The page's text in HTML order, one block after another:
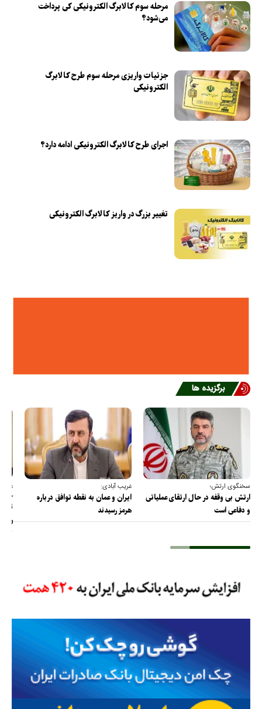
مرحله سوم کالابرگ الکترونیکی کی پرداخت
می‌شود؟
جزئیات واریزی مرحله سوم طرح کالابرگ
الکترونیکی
اجرای طرح کالابرگ الکترونیکی ادامه دارد؟
تغییر بزرگ در واریز کالابرگ الکترونیکی
برگزیده ها
سخنگوی ارتش؛
ارتش بی وقفه در حال ارتقای عملیاتی
و دفاعی است
غریب آبادی:
ایران و عمان به نقطه توافق درباره
هرمز رسیدند
عضو
را